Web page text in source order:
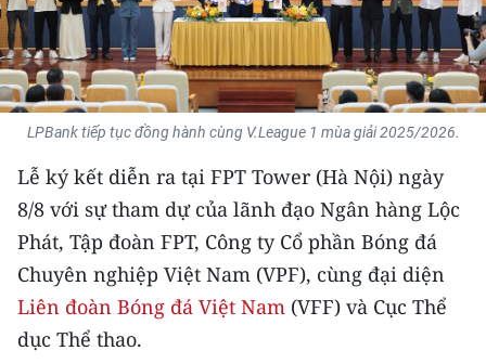
KHOA HỌC - CÔNG NGHỆ
MÔI TRƯỜNG
BẠN ĐỌC
KIỂM CHỨNG THÔNG TIN
TRI THỨC CHUYÊN SÂU
54 DÂN TỘC VIỆT NAM
CHƯƠNG TRÌNH OCOP - MỖI XÃ
LPBank tiếp tục đồng hành cùng V.League 1 mùa giải 2025/2026.
Lễ ký kết diễn ra tại FPT Tower (Hà Nội) ngày
8/8 với sự tham dự của lãnh đạo Ngân hàng Lộc
Phát, Tập đoàn FPT, Công ty Cổ phần Bóng đá
Chuyên nghiệp Việt Nam (VPF), cùng đại diện
Liên đoàn Bóng đá Việt Nam (VFF) và Cục Thể
dục Thể thao.